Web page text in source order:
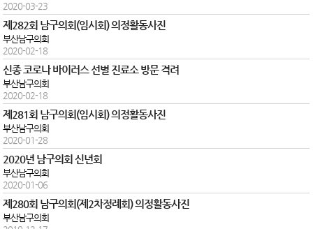
2020-03-23
제282회 남구의회(임시회) 의정활동사진
부산남구의회
2020-02-18
신종 코로나 바이러스 선별 진료소 방문 격려
부산남구의회
2020-02-18
제281회 남구의회(임시회) 의정활동사진
부산남구의회
2020-01-28
2020년 남구의회 신년회
부산남구의회
2020-01-06
제280회 남구의회(제2차정례회) 의정활동사진
부산남구의회